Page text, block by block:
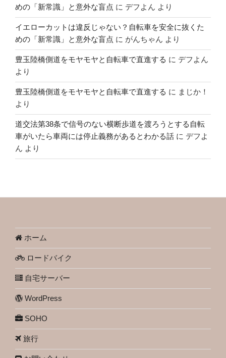
めの「新常識」と意外な盲点 に デフよん より
イエローカットは違反じゃない？自転車を安全に抜くた
めの「新常識」と意外な盲点 に がんちゃん より
豊玉陸橋側道をモヤモヤと自転車で直進する に デフよん
より
豊玉陸橋側道をモヤモヤと自転車で直進する に まじか！
より
道交法第38条で信号のない横断歩道を渡ろうとする自転
車がいたら車両には停止義務があるとわかる話 に デフよ
ん より
ホーム
ロードバイク
自宅サーバー
WordPress
SOHO
旅行